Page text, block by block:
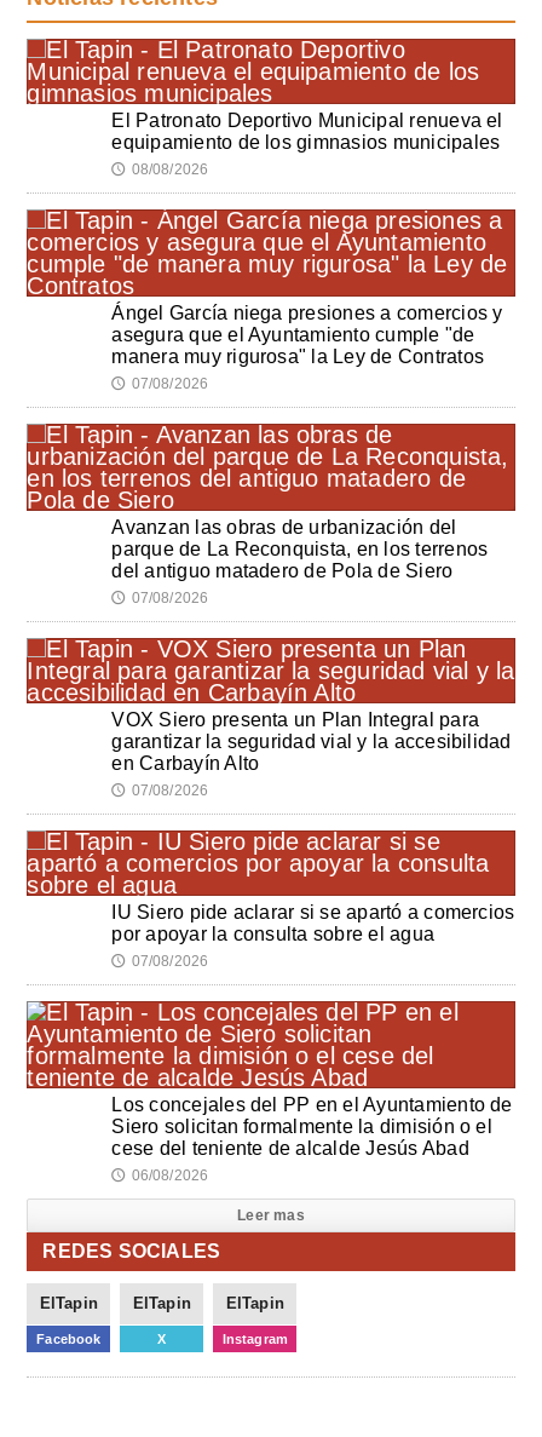
El Patronato Deportivo Municipal renueva el
equipamiento de los gimnasios municipales
🕔 08/08/2026
Ángel García niega presiones a comercios y
asegura que el Ayuntamiento cumple "de
manera muy rigurosa" la Ley de Contratos
🕔 07/08/2026
Avanzan las obras de urbanización del
parque de La Reconquista, en los terrenos
del antiguo matadero de Pola de Siero
🕔 07/08/2026
VOX Siero presenta un Plan Integral para
garantizar la seguridad vial y la accesibilidad
en Carbayín Alto
🕔 07/08/2026
IU Siero pide aclarar si se apartó a comercios
por apoyar la consulta sobre el agua
🕔 07/08/2026
Los concejales del PP en el Ayuntamiento de
Siero solicitan formalmente la dimisión o el
cese del teniente de alcalde Jesús Abad
🕔 06/08/2026
Leer mas
REDES SOCIALES
ElTapin
Facebook
ElTapin
X
ElTapin
Instagram